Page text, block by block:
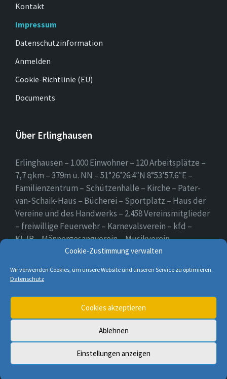
Cookie-Zustimmung verwalten
Wir verwenden Cookies, um unsere Website und unseren Service zu optimieren.
Datenschutz
Cookies akzeptieren
Ablehnen
Einstellungen anzeigen
Kontakt
Impressum
Datenschutzinformation
Anmelden
Cookie-Richtlinie (EU)
Documents
Über Erlinghausen
Erlinghausen – 1.000 Einwohner – 120 Arbeitsplätze –
7,7 qkm – 379m ü. NN – 51°26’26.4″N 8°53’57.6″E –
Familienzentrum – Schützenhalle – Kirche – Pater-
van-Schaik-Haus – Bücherei – Sportplatz – Haus der
Vereine und des Handwerks – 2.458 Vereinsmitglieder
– freiwillige Feuerwehr – Karnevalsverein – kfd –
KLJB – Männergesangverein – Musikverein –
Schützenverein – Sportverein – Use Erlingsen – das
© 2026 Erlinghausen